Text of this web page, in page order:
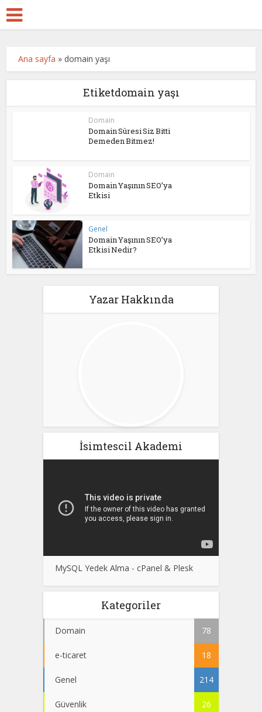
Ana sayfa » domain yaşı
Etiketdomain yaşı
Domain
Domain Süresi Siz Bitti
Demeden Bitmez!
Domain
Domain Yaşının SEO’ya
Etkisi
Genel
Domain Yaşının SEO’ya
Etkisi Nedir?
Yazar Hakkında
İsimtescil Akademi
MySQL Yedek Alma - cPanel & Plesk
Kategoriler
Domain 78
e-ticaret 18
Genel 214
Güvenlik 26